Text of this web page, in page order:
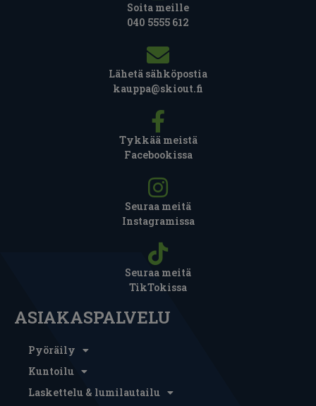
Soita meille
040 5555 612
Lähetä sähköpostia
kauppa@skiout.fi
Tykkää meistä
Facebookissa
Seuraa meitä
Instagramissa
Seuraa meitä
TikTokissa
ASIAKASPALVELU
Pyöräily
Kuntoilu
Laskettelu & lumilautailu